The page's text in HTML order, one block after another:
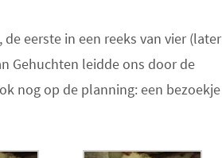
eerste in een reeks van vier (later
Gehuchten leidde ons door de
nog op de planning: een bezoekje